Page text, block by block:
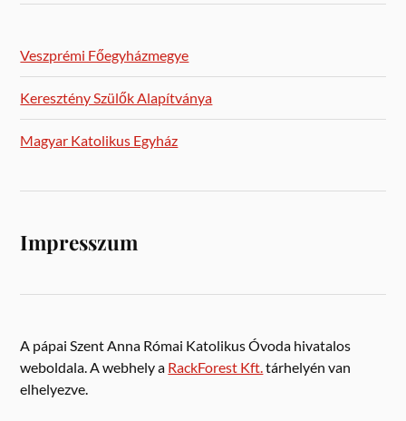
Veszprémi Főegyházmegye
Keresztény Szülők Alapítványa
Magyar Katolikus Egyház
Impresszum
A pápai Szent Anna Római Katolikus Óvoda hivatalos
weboldala. A webhely a RackForest Kft.tárhelyén van
elhelyezve.